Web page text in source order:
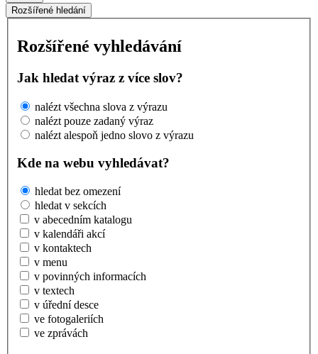
Rozšířené hledání
Rozšířené vyhledávání
Jak hledat výraz z více slov?
nalézt všechna slova z výrazu
nalézt pouze zadaný výraz
nalézt alespoň jedno slovo z výrazu
Kde na webu vyhledávat?
hledat bez omezení
hledat v sekcích
v abecedním katalogu
v kalendáři akcí
v kontaktech
v menu
v povinných informacích
v textech
v úřední desce
ve fotogaleriích
ve zprávách